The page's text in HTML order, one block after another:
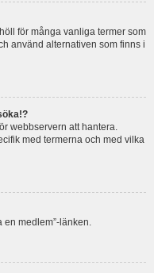
för många vanliga termer som
använd alternativen som finns i
webbservern att hantera.
med termerna och med vilka
en medlem”-länken.